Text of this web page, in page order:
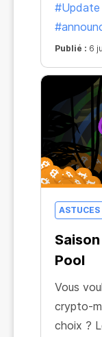
ressenti
#Update
Publié : 6
Pool
Vous
crypto-
choix ?